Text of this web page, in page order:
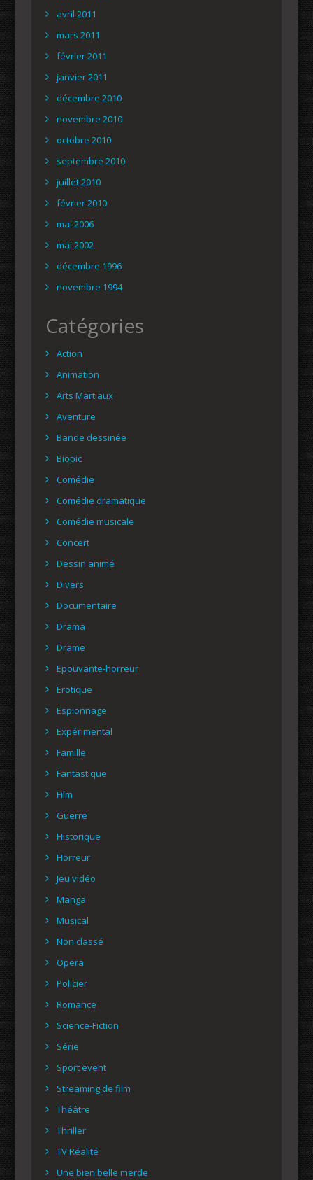
avril 2011
mars 2011
février 2011
janvier 2011
décembre 2010
novembre 2010
octobre 2010
septembre 2010
juillet 2010
février 2010
mai 2006
mai 2002
décembre 1996
novembre 1994
Catégories
Action
Animation
Arts Martiaux
Aventure
Bande dessinée
Biopic
Comédie
Comédie dramatique
Comédie musicale
Concert
Dessin animé
Divers
Documentaire
Drama
Drame
Epouvante-horreur
Erotique
Espionnage
Expérimental
Famille
Fantastique
Film
Guerre
Historique
Horreur
Jeu vidéo
Manga
Musical
Non classé
Opera
Policier
Romance
Science-Fiction
Série
Sport event
Streaming de film
Théâtre
Thriller
TV Réalité
Une bien belle merde